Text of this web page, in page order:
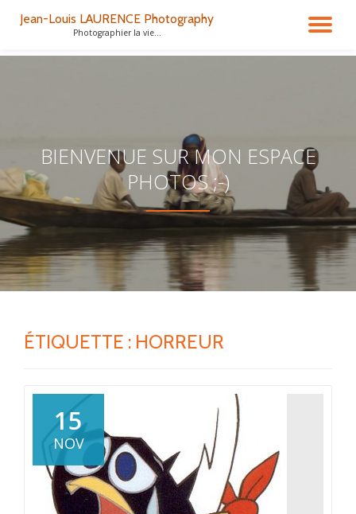
au
Jean-Louis LAURENCE Photography
Photographier la vie...
BIENVENUE SUR MON ESPACE
PHOTOS ;-)
ÉTIQUETTE : HORREUR
15
NOV